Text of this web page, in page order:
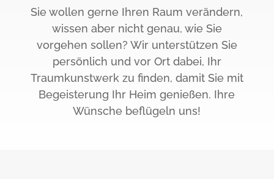
Sie wollen gerne Ihren Raum verändern,
wissen aber nicht genau, wie Sie
vorgehen sollen? Wir unterstützen Sie
persönlich und vor Ort dabei, Ihr
Traumkunstwerk zu finden, damit Sie mit
Begeisterung Ihr Heim genießen. Ihre
Wünsche beflügeln uns!